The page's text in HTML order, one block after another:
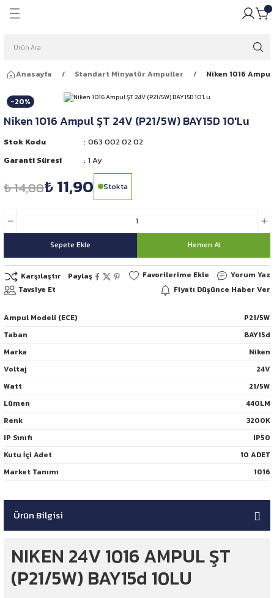
Ampulleri
Ampulleri
Ampulleri
Anasayfa Standart Minyatür Ampuller Niken 1016 Ampul
-20%
Niken 1016 Ampul ŞT 24V (P21/5W) BAY15D 10'Lu
Stok Kodu
063 002 02 02
Garanti Süresi
1 Ay
₺ 14,88₺ 11,90 Stokta
Sepete Ekle Hemen Al
Karşılaştır Paylaş
Yorum Yaz
Tavsiye Et
Fiyatı Düşünce Haber Ver
Ampul Modeli (ECE)
P21/5W
Taban
BAY15d
Marka
Niken
Voltaj
24V
Watt
21/5W
Lümen
440LM
Renk
3200K
IP Sınıfı
IP50
Kutu İçi Adet
10 ADET
Market Tanımı
1016
Ürün Bilgisi
NIKEN 24V 1016 AMPUL ŞT
(P21/5W) BAY15d 10LU